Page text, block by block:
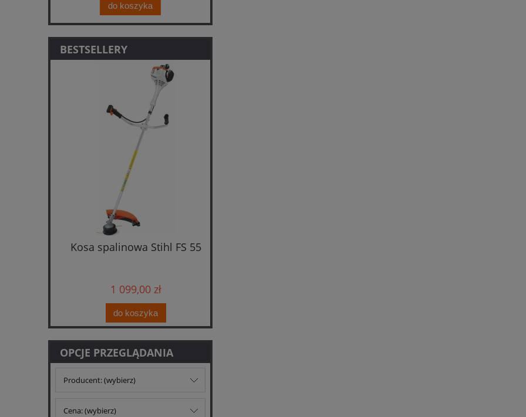
do koszyka
BESTSELLERY
Kosa spalinowa Stihl FS 55
1 099,00 zł
do koszyka
OPCJE PRZEGLĄDANIA
Producent: (wybierz)
Cena: (wybierz)